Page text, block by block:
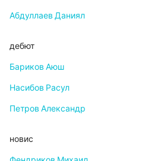
Абдуллаев Даниял
дебют
Бариков Аюш
Насибов Расул
Петров Александр
новис